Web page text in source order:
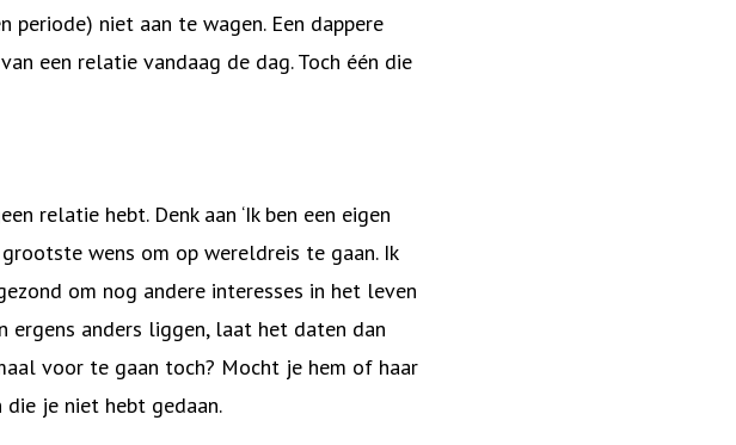
periode) niet aan te wagen. Een dappere
een relatie vandaag de dag. Toch één die
relatie hebt. Denk aan ‘Ik ben een eigen
wens om op wereldreis te gaan. Ik
om nog andere interesses in het leven
ergens anders liggen, laat het daten dan
voor te gaan toch? Mocht je hem of haar
je niet hebt gedaan.